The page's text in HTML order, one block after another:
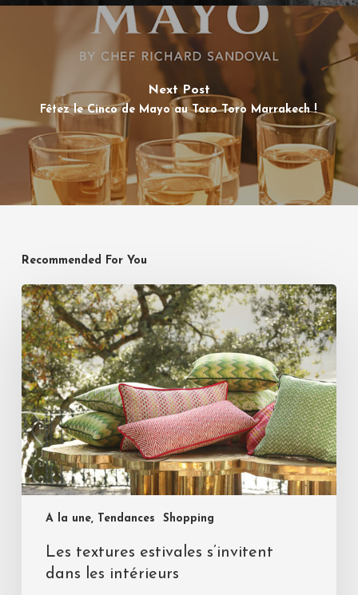
Next Post
Fêtez le Cinco de Mayo au Toro Toro Marrakech !
Recommended For You
A la une, Tendances Shopping
Les textures estivales s’invitent
dans les intérieurs